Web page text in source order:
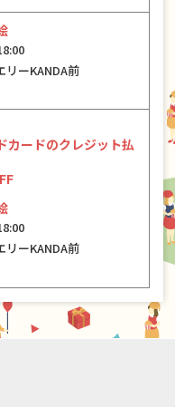
リーKANDA前
カードのクレジット払
リーKANDA前